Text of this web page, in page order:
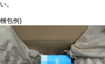
い。
梱包例)